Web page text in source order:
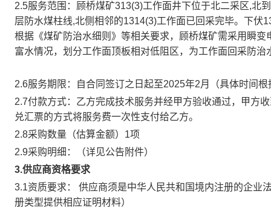
2.5服务范围： 顾桥煤矿313(3)工作面井下位于北二采区,北
层防水煤柱线,北侧相邻的1314(3)工作面已回采完毕。下
根据《煤矿防治水细则》等相关要求，顾桥煤矿需采用瞬
富水情况，划分工作面顶板相对低阻区，为工作面回采防
2.6服务期限：
自合同签订之日起至2025年2月（具体时间
2.7付款方式： 乙方完成技术服务并经甲方验收通过，甲方
兑汇票的方式将服务费一次性支付给乙方。
2.8采购数量（估算金额） 1项
2.9采购明细：（详见公告附件）
3.供应商资格要求
3.1资质要求： 供应商须是中华人民共和国境内注册的企业
册类型提供相应证明材料）